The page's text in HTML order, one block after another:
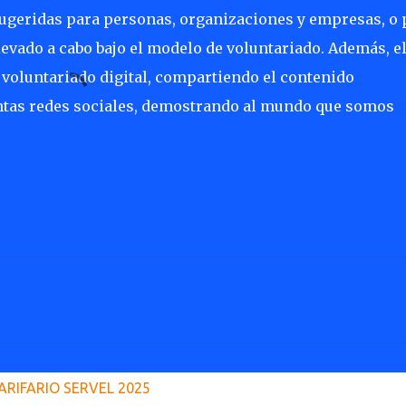
para personas, organizaciones y empresas, o
a cabo bajo el modelo de voluntariado. Además, el
voluntariado digital, compartiendo el contenido
redes sociales, demostrando al mundo que somos
SERVEL 2025